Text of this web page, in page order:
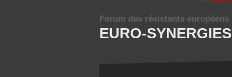
EURO-SYNERGIES
Forum des résistants européens